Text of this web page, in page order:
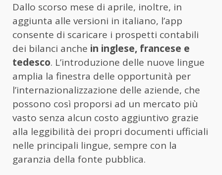
Dallo scorso mese di aprile, inoltre, in
aggiunta alle versioni in italiano, l’app
consente di scaricare i prospetti contabili
dei bilanci anche in inglese, francese e
tedesco. L’introduzione delle nuove lingue
amplia la finestra delle opportunità per
l’internazionalizzazione delle aziende, che
possono così proporsi ad un mercato più
vasto senza alcun costo aggiuntivo grazie
alla leggibilità dei propri documenti ufficiali
nelle principali lingue, sempre con la
garanzia della fonte pubblica.